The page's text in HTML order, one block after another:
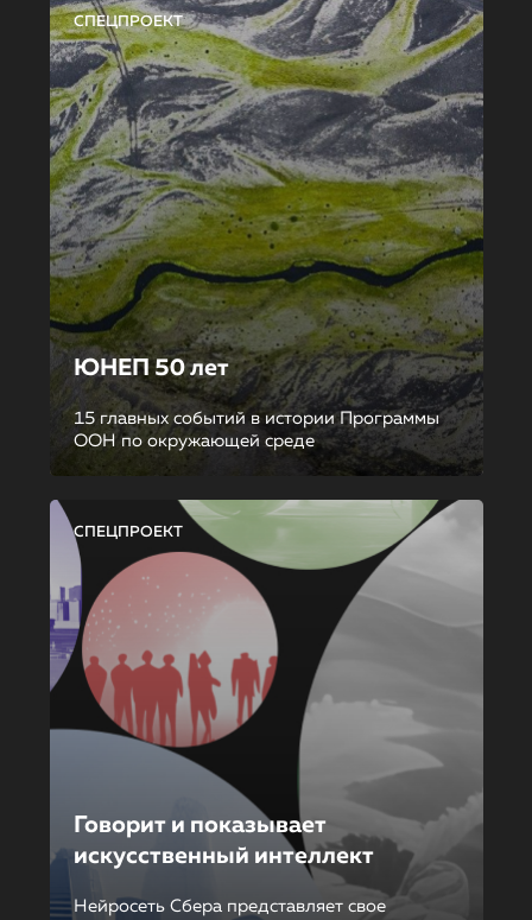
СПЕЦПРОЕКТ
ЮНЕП 50 лет
15 главных событий в истории Программы
ООН по окружающей среде
СПЕЦПРОЕКТ
Говорит и показывает
искусственный интеллект
Нейросеть Сбера представляет свое